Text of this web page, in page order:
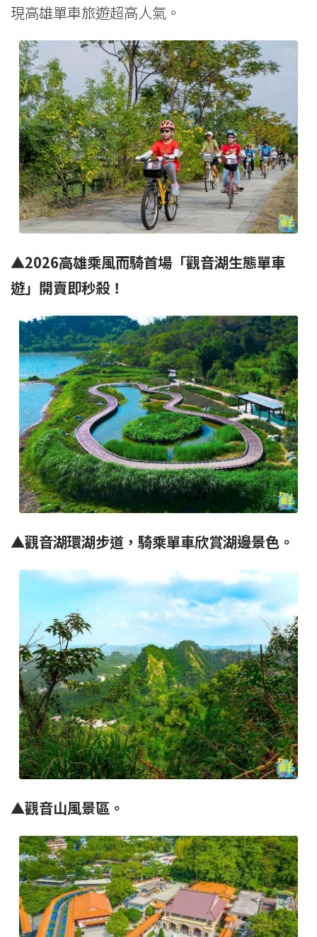
現高雄單車旅遊超高人氣。
▲2026高雄乘風而騎首場「觀音湖生態單車
遊」開賣即秒殺！
▲觀音湖環湖步道，騎乘單車欣賞湖邊景色。
▲觀音山風景區。